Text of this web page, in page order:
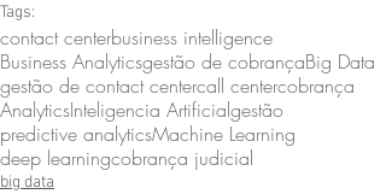
Tags:
contact centerbusiness intelligence
Business Analyticsgestão de cobrançaBig Data
gestão de contact centercall centercobrança
AnalyticsInteligencia Artificialgestão
predictive analyticsMachine Learning
deep learningcobrança judicial
big data